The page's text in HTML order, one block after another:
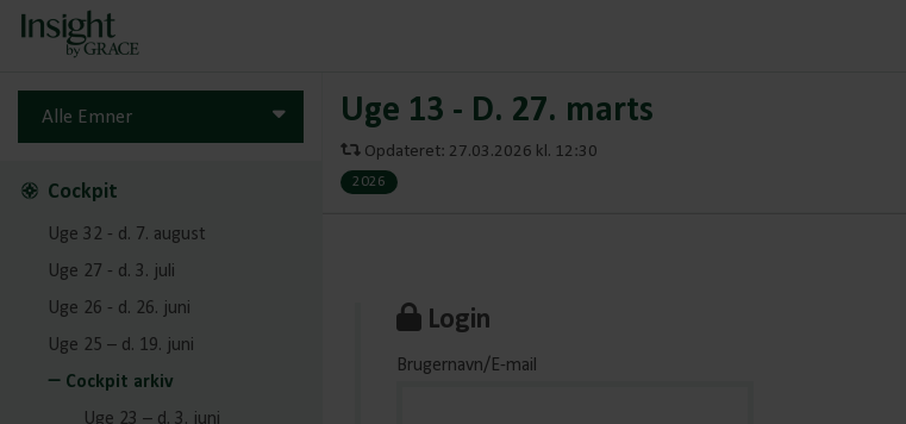
Alle Emner
Cockpit
Uge 32 - d. 7. august
Uge 27 - d. 3. juli
Uge 26 - d. 26. juni
Uge 25 – d. 19. juni
Cockpit arkiv
Uge 23 – d. 3. juni
Uge 13 - D. 27. marts
Opdateret: 27.03.2026 kl. 12:30
2026
Login
Brugernavn/E-mail